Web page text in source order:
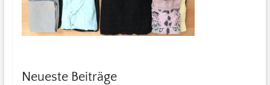
Neueste Beiträge